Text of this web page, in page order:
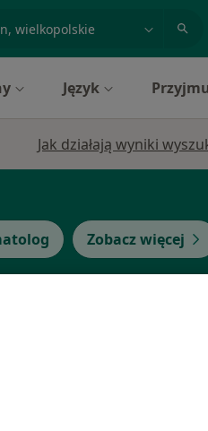
lub dzielnica
Język
Jak działają wyniki
Zobacz więcej